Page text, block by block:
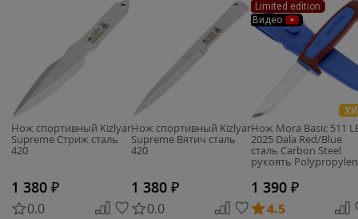
Нож спортивный Kizlyar
Supreme Стриж сталь
420
1 380 ₽
0.0
Нож спортивный Kizlyar
Supreme Вятич сталь
420
1 380 ₽
0.0
Limited edition
Видео
Нож Mora Basic 511
2025 Dala Red/Blue
сталь Carbon Steel
рукоять
(14501)
1 390 ₽
4.5